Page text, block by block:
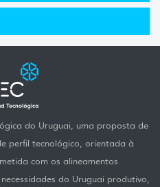
do Uruguai, uma proposta de
perfil tecnológico, orientada à
com os alineamentos
do Uruguai produtivo,